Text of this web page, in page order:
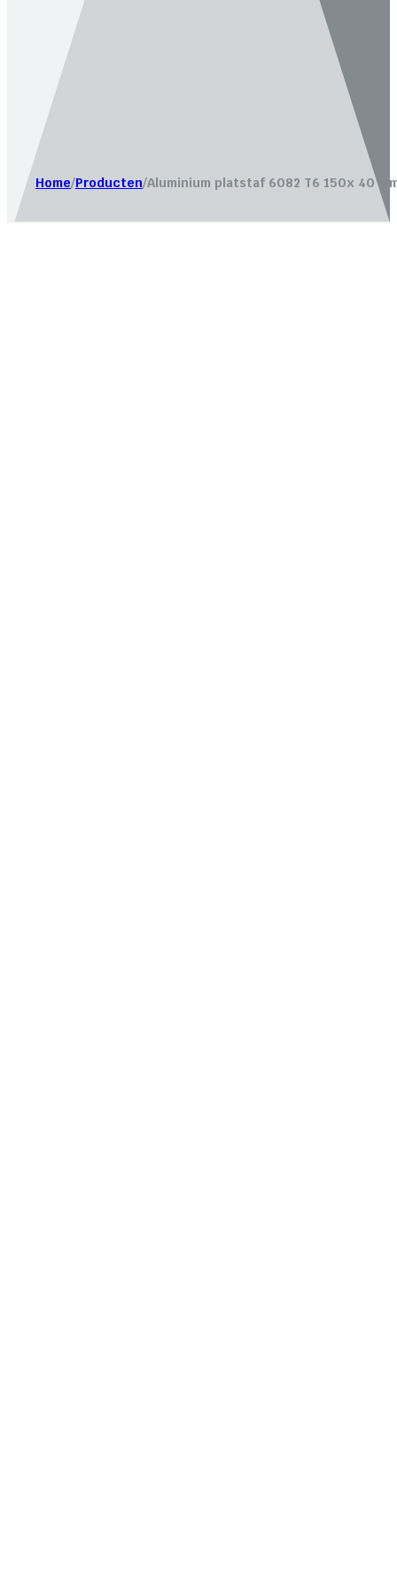
Website laten maken door Bureau Magneet – Online
Home/Producten/Aluminium platstaf 6082 T6 150x 40